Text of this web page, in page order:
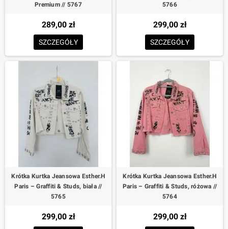
Premium // 5767
289,00 zł
SZCZEGÓŁY
5766
299,00 zł
SZCZEGÓŁY
Krótka Kurtka Jeansowa Esther.H
Paris – Graffiti & Studs, biała //
5765
299,00 zł
Krótka Kurtka Jeansowa Esther.H
Paris – Graffiti & Studs, różowa //
5764
299,00 zł